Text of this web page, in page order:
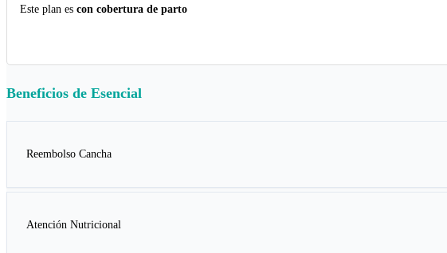
Este plan es con cobertura de parto
Beneficios de Esencial
Reembolso Cancha
Atención Nutricional